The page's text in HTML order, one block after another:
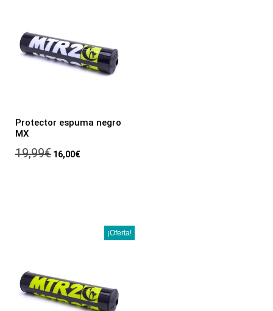
Protector espuma negro
MX
19,99€ 16,00€
¡Oferta!